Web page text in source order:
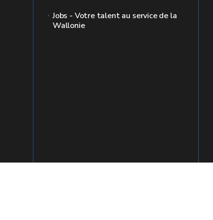
Jobs - Votre talent au service de la
Wallonie